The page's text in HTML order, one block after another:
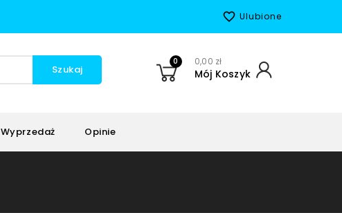
favorite_border Ulubione
Szukaj
0 0,00 zł
Mój Koszyk
Wyprzedaż Opinie